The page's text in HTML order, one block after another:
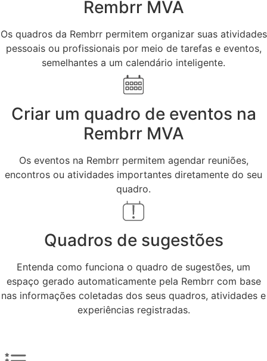
Rembrr MVA
Os quadros da Rembrr permitem organizar suas atividades
pessoais ou profissionais por meio de tarefas e eventos,
semelhantes a um calendário inteligente.
Criar um quadro de eventos na
Rembrr MVA
Os eventos na Rembrr permitem agendar reuniões,
encontros ou atividades importantes diretamente do seu
quadro.
Quadros de sugestões
Entenda como funciona o quadro de sugestões, um
espaço gerado automaticamente pela Rembrr com base
nas informações coletadas dos seus quadros, atividades e
experiências registradas.